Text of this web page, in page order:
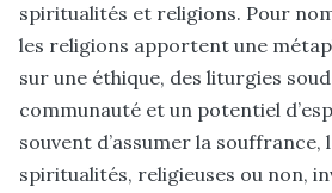
spiritualités et religions. Pour
les religions apportent une
sur une éthique, des liturgies
communauté et un potentiel
souvent d’assumer la souffrance,
spiritualités, religieuses ou non,